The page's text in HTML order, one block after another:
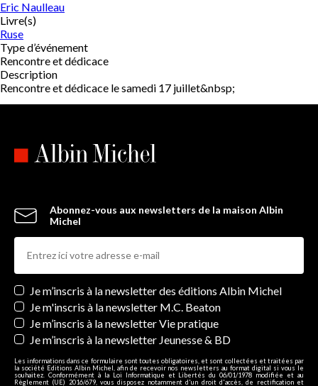
Eric Naulleau
Livre(s)
Ruse
Type d’événement
Rencontre et dédicace
Description
Rencontre et dédicace le samedi 17 juillet&nbsp;
Abonnez-vous aux newsletters de la maison Albin
Michel
Newsletters
Je m’inscris à la newsletter des éditions Albin Michel
Je m'inscris à la newsletter M.C. Beaton
Je m’inscris à la newsletter Vie pratique
Je m’inscris à la newsletter Jeunesse & BD
Les informations dans ce formulaire sont toutes obligatoires, et sont collectées et traitées par
la société Editions Albin Michel, afin de recevoir nos newsletters au format digital si vous le
souhaitez. Conformément à la Loi Informatique et Libertés du 06/01/1978 modifiée et au
Règlement (UE) 2016/679, vous disposez notamment d'un droit d'accès, de rectification et